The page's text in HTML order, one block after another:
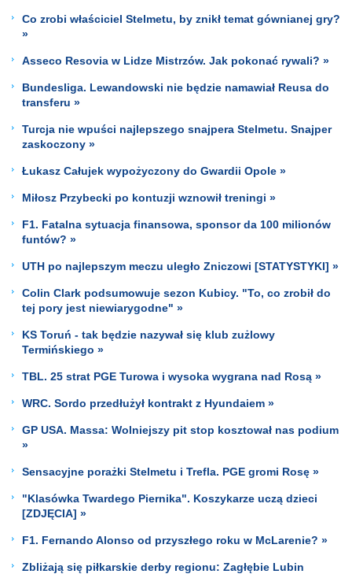
Co zrobi właściciel Stelmetu, by znikł temat gównianej gry?
»
Asseco Resovia w Lidze Mistrzów. Jak pokonać rywali? »
Bundesliga. Lewandowski nie będzie namawiał Reusa do
transferu »
Turcja nie wpuści najlepszego snajpera Stelmetu. Snajper
zaskoczony »
Łukasz Całujek wypożyczony do Gwardii Opole »
Miłosz Przybecki po kontuzji wznowił treningi »
F1. Fatalna sytuacja finansowa, sponsor da 100 milionów
funtów? »
UTH po najlepszym meczu uległo Zniczowi [STATYSTYKI] »
Colin Clark podsumowuje sezon Kubicy. "To, co zrobił do
tej pory jest niewiarygodne" »
KS Toruń - tak będzie nazywał się klub zużlowy
Termińskiego »
TBL. 25 strat PGE Turowa i wysoka wygrana nad Rosą »
WRC. Sordo przedłużył kontrakt z Hyundaiem »
GP USA. Massa: Wolniejszy pit stop kosztował nas podium
»
Sensacyjne porażki Stelmetu i Trefla. PGE gromi Rosę »
"Klasówka Twardego Piernika". Koszykarze uczą dzieci
[ZDJĘCIA] »
F1. Fernando Alonso od przyszłego roku w McLarenie? »
Zbliżają się piłkarskie derby regionu: Zagłębie Lubin